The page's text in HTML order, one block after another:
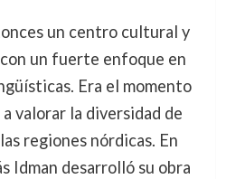
un centro cultural y
un fuerte enfoque en
Era el momento
valorar la diversidad de
regiones nórdicas. En
Idman desarrolló su obra